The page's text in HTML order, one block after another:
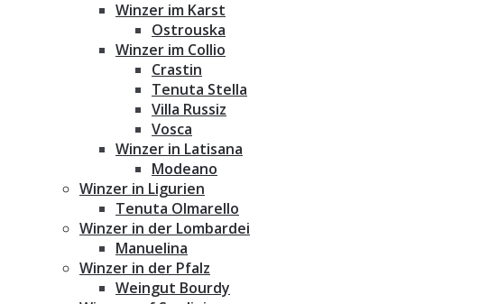
Winzer im Karst
Ostrouska
Winzer im Collio
Crastin
Tenuta Stella
Villa Russiz
Vosca
Winzer in Latisana
Modeano
Winzer in Ligurien
Tenuta Olmarello
Winzer in der Lombardei
Manuelina
Winzer in der Pfalz
Weingut Bourdy